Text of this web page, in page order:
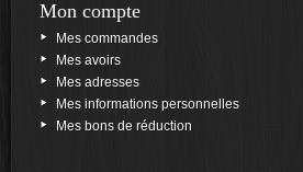
Mon compte
Mes commandes
Mes avoirs
Mes adresses
Mes informations personnelles
Mes bons de réduction